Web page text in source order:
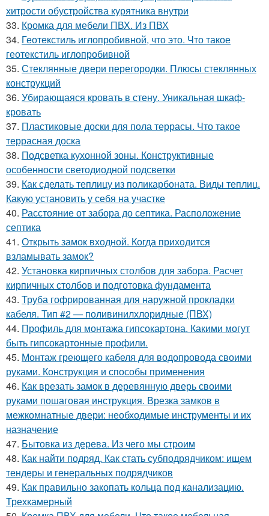
хитрости обустройства курятника внутри
33. Кромка для мебели ПВХ. Из ПВХ
34. Геотекстиль иглопробивной, что это. Что такое
геотекстиль иглопробивной
35. Стеклянные двери перегородки. Плюсы стеклянных
конструкций
36. Убирающаяся кровать в стену. Уникальная шкаф-
кровать
37. Пластиковые доски для пола террасы. Что такое
террасная доска
38. Подсветка кухонной зоны. Конструктивные
особенности светодиодной подсветки
39. Как сделать теплицу из поликарбоната. Виды теплиц.
Какую установить у себя на участке
40. Расстояние от забора до септика. Расположение
септика
41. Открыть замок входной. Когда приходится
взламывать замок?
42. Установка кирпичных столбов для забора. Расчет
кирпичных столбов и подготовка фундамента
43. Труба гофрированная для наружной прокладки
кабеля. Тип #2 — поливинилхлоридные (ПВХ)
44. Профиль для монтажа гипсокартона. Какими могут
быть гипсокартонные профили.
45. Монтаж греющего кабеля для водопровода своими
руками. Конструкция и способы применения
46. Как врезать замок в деревянную дверь своими
руками пошаговая инструкция. Врезка замков в
межкомнатные двери: необходимые инструменты и их
назначение
47. Бытовка из дерева. Из чего мы строим
48. Как найти подряд. Как стать субподрядчиком: ищем
тендеры и генеральных подрядчиков
49. Как правильно закопать кольца под канализацию.
Трехкамерный